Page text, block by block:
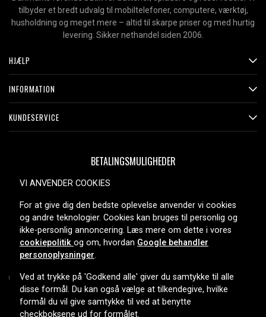
tilbyder et bredt udvalg til mobiltelefoner, computere, værktøj,
husholdning og meget mere – altid til skarpe priser og med hurtig
levering. Sikker nethandel siden 2006.
HJÆLP
INFORMATION
KUNDESERVICE
BETALINGSMULIGHEDER
LEVERINGSMULIGHEDER
Copyright © 2026, Spares Nordic AB
VI ANVENDER COOKIES
For at give dig den bedste oplevelse anvender vi cookies
og andre teknologier. Cookies kan bruges til personlig og
ikke-personlig annoncering. Læs mere om dette i vores
cookiepolitik og om, hvordan Google behandler
personoplysninger.
Ved at trykke på 'Godkend alle' giver du samtykke til alle
disse formål. Du kan også vælge at tilkendegive, hvilke
formål du vil give samtykke til ved at benytte
checkboksene ud for formålet.